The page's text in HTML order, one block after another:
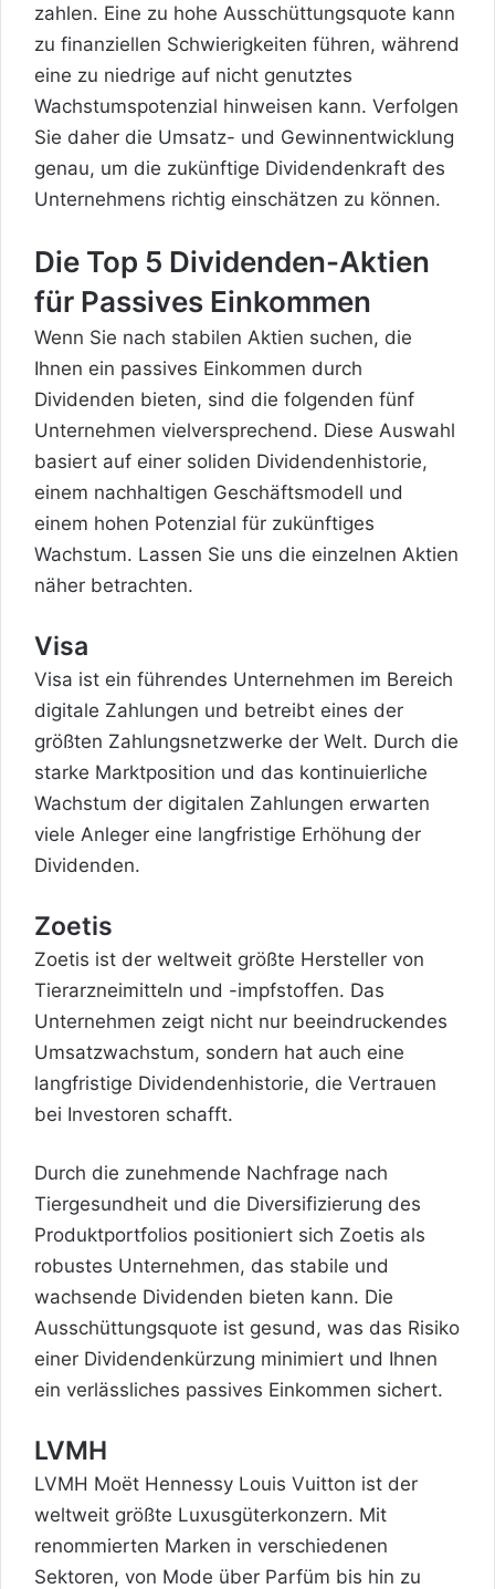
zahlen. Eine zu hohe Ausschüttungsquote kann
zu finanziellen Schwierigkeiten führen, während
eine zu niedrige auf nicht genutztes
Wachstumspotenzial hinweisen kann. Verfolgen
Sie daher die Umsatz- und Gewinnentwicklung
genau, um die zukünftige Dividendenkraft des
Unternehmens richtig einschätzen zu können.
Die Top 5 Dividenden-Aktien
für Passives Einkommen
Wenn Sie nach stabilen Aktien suchen, die
Ihnen ein passives Einkommen durch
Dividenden bieten, sind die folgenden fünf
Unternehmen vielversprechend. Diese Auswahl
basiert auf einer soliden Dividendenhistorie,
einem nachhaltigen Geschäftsmodell und
einem hohen Potenzial für zukünftiges
Wachstum. Lassen Sie uns die einzelnen Aktien
näher betrachten.
Visa
Visa ist ein führendes Unternehmen im Bereich
digitale Zahlungen und betreibt eines der
größten Zahlungsnetzwerke der Welt. Durch die
starke Marktposition und das kontinuierliche
Wachstum der digitalen Zahlungen erwarten
viele Anleger eine langfristige Erhöhung der
Dividenden.
Zoetis
Zoetis ist der weltweit größte Hersteller von
Tierarzneimitteln und -impfstoffen. Das
Unternehmen zeigt nicht nur beeindruckendes
Umsatzwachstum, sondern hat auch eine
langfristige Dividendenhistorie, die Vertrauen
bei Investoren schafft.
Durch die zunehmende Nachfrage nach
Tiergesundheit und die Diversifizierung des
Produktportfolios positioniert sich Zoetis als
robustes Unternehmen, das stabile und
wachsende Dividenden bieten kann. Die
Ausschüttungsquote ist gesund, was das Risiko
einer Dividendenkürzung minimiert und Ihnen
ein verlässliches passives Einkommen sichert.
LVMH
LVMH Moët Hennessy Louis Vuitton ist der
weltweit größte Luxusgüterkonzern. Mit
renommierten Marken in verschiedenen
Sektoren, von Mode über Parfüm bis hin zu